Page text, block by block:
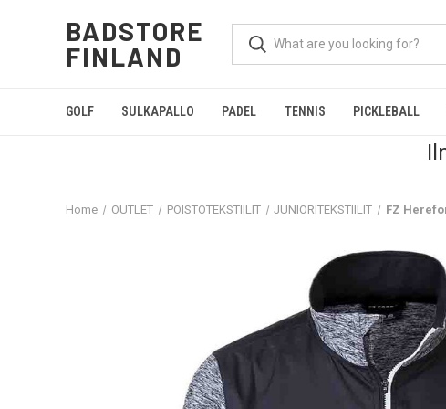
BADSTORE
FINLAND
GOLF SULKAPALLO PADEL TENNIS PICKLEBALL
Home OUTLET POISTOTEKSTIILIT JUNIORITEKSTIILIT FZ